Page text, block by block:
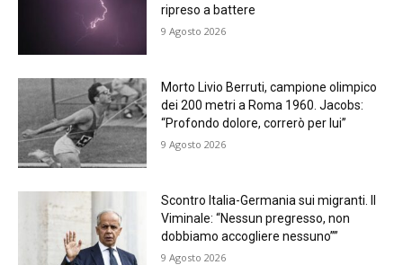
ripreso a battere
9 Agosto 2026
Morto Livio Berruti, campione olimpico
dei 200 metri a Roma 1960. Jacobs:
“Profondo dolore, correrò per lui”
9 Agosto 2026
Scontro Italia-Germania sui migranti. Il
Viminale: “Nessun pregresso, non
dobbiamo accogliere nessuno””
9 Agosto 2026